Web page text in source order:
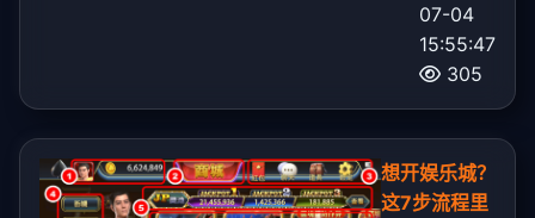
07-04
15:55:47
305
想开娱乐城？
这7步流程里